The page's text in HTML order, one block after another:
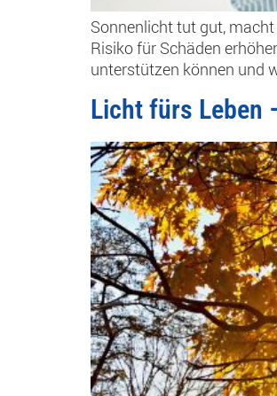
Sonnenlicht tut gut,
Risiko für Schäden
unterstützen können und
Licht fürs Leben